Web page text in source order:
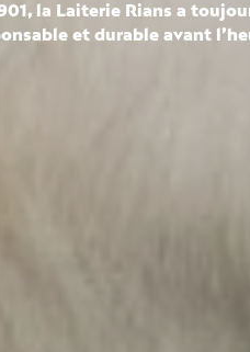
la Laiterie Rians a
et durable avant